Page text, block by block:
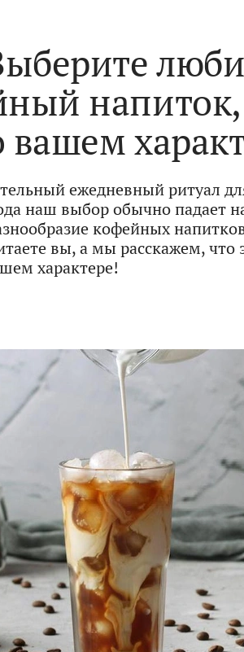
вашем
ежедневный ритуал
наш выбор обычно падает
кофейных
вы, а мы расскажем, что
характере!